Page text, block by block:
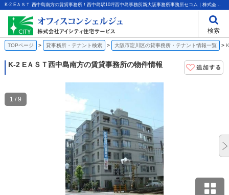
検索
K-2 EＡＳＴ 西中島南方の賃貸事務所！西中島駅10坪西中島事務所新大阪事務所事務所セコム｜株式会社アイシティ住宅サービス
TOPページ 貸事務所・テナント検索 大阪市淀川区の貸事務所・テナント情報一覧
K-2 EＡＳＴ西中島南方の賃貸事務所の物件情報
1 / 9